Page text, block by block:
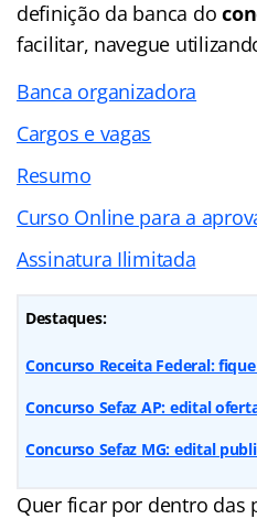
definição da banca do
facilitar, navegue
Banca organizadora
Cargos e vagas
Resumo
Curso Online para a
Assinatura Ilimitada
Destaques:
Concurso Receita Federal:
Concurso Sefaz AP: edital
Concurso Sefaz MG: edital
Quer ficar por dentro das